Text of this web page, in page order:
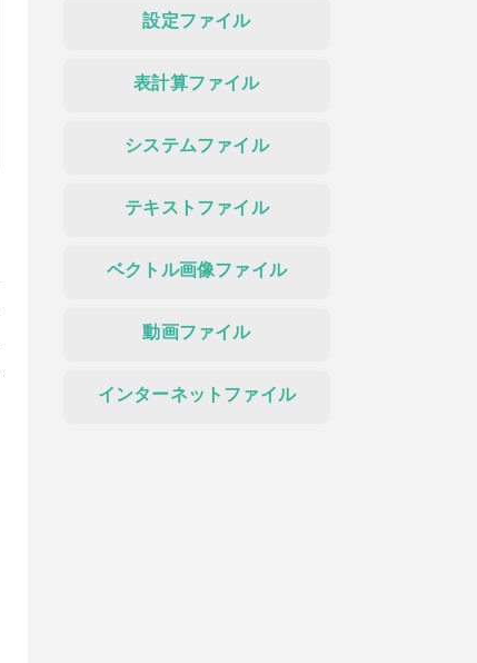
設定ファイル
表計算ファイル
システムファイル
テキストファイル
ベクトル画像ファイル
動画ファイル
インターネットファイル